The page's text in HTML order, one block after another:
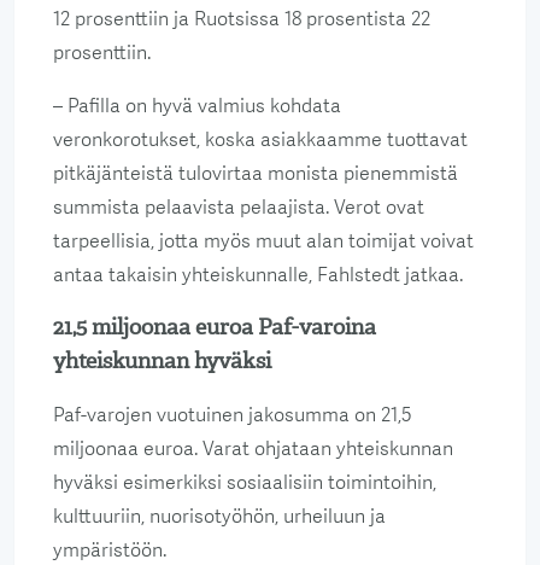
12 prosenttiin ja Ruotsissa 18 prosentista 22
prosenttiin.
– Pafilla on hyvä valmius kohdata
veronkorotukset, koska asiakkaamme tuottavat
pitkäjänteistä tulovirtaa monista pienemmistä
summista pelaavista pelaajista. Verot ovat
tarpeellisia, jotta myös muut alan toimijat voivat
antaa takaisin yhteiskunnalle, Fahlstedt jatkaa.
21,5 miljoonaa euroa Paf-varoina
yhteiskunnan hyväksi
Paf-varojen vuotuinen jakosumma on 21,5
miljoonaa euroa. Varat ohjataan yhteiskunnan
hyväksi esimerkiksi sosiaalisiin toimintoihin,
kulttuuriin, nuorisotyöhön, urheiluun ja
ympäristöön.